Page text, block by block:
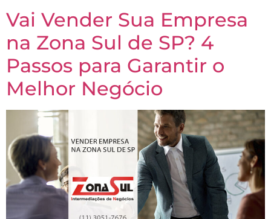
Vai Vender Sua Empresa
na Zona Sul de SP? 4
Passos para Garantir o
Melhor Negócio